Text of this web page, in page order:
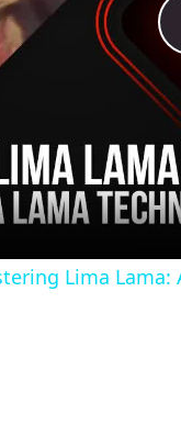
Lima Lama: